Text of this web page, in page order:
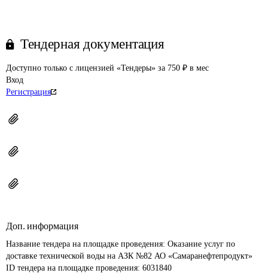
Тендерная документация
Доступно только с лицензией «Тендеры» за 750 ₽ в мес
Вход
Регистрация
Доп. информация
Название тендера на площадке проведения: Оказание услуг по
доставке технической воды на АЗК №82 АО «Самаранефтепродукт»
ID тендера на площадке проведения: 6031840